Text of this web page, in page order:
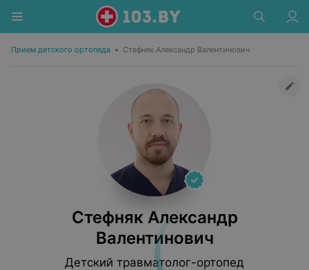
Прием детского ортопеда • Стефняк Александр Валентинович
Стефняк Александр
Валентинович
Детский травматолог-ортопед